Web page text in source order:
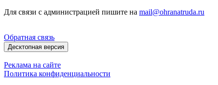
Для связи с администрацией пишите на mail@ohranatruda.ru
Обратная связь
Десктопная версия
Реклама на сайте
Политика конфиденциальности